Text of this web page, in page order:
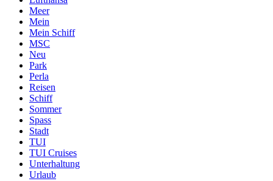
Meer
Mein
Mein Schiff
MSC
Neu
Park
Perla
Reisen
Schiff
Sommer
Spass
Stadt
TUI
TUI Cruises
Unterhaltung
Urlaub